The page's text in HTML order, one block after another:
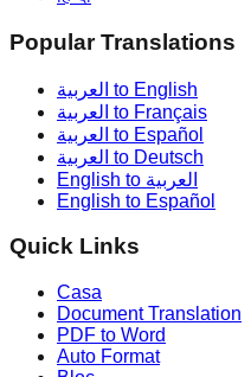
Popular Translations
العربية to English
العربية to Français
العربية to Español
العربية to Deutsch
English to العربية
English to Español
Quick Links
Casa
Document Translation
PDF to Word
Auto Format